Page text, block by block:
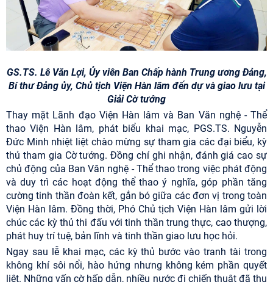
GS.TS. Lê Văn Lợi, Ủy viên Ban Chấp hành Trung ương Đảng,
Bí thư Đảng ủy, Chủ tịch Viện Hàn lâm đến dự và giao lưu tại
Giải Cờ tướng
Thay mặt Lãnh đạo Viện Hàn lâm và Ban Văn nghệ - Thể
thao Viện Hàn lâm, phát biểu khai mạc, PGS.TS. Nguyễn
Đức Minh nhiệt liệt chào mừng sự tham gia các đại biểu, kỳ
thủ tham gia Cờ tướng. Đồng chí ghi nhận, đánh giá cao sự
chủ động của Ban Văn nghệ - Thể thao trong việc phát động
và duy trì các hoạt động thể thao ý nghĩa, góp phần tăng
cường tinh thần đoàn kết, gắn bó giữa các đơn vị trong toàn
Viện Hàn lâm. Đồng thời, Phó Chủ tịch Viện Hàn lâm gửi lời
chúc các kỳ thủ thi đấu với tinh thần trung thực, cao thượng,
phát huy trí tuệ, bản lĩnh và tinh thần giao lưu học hỏi.
Ngay sau lễ khai mạc, các kỳ thủ bước vào tranh tài trong
không khí sôi nổi, hào hứng nhưng không kém phần quyết
liệt. Những vấn cờ hấp dẫn, nhiều nước đi chiến thuật đã thu